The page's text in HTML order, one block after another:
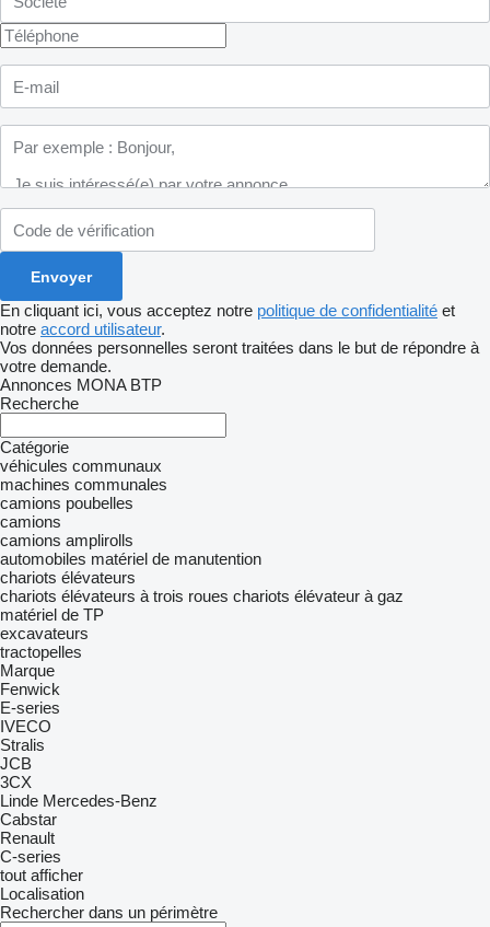
En cliquant ici, vous acceptez notre politique de confidentialité et
notre accord utilisateur.
Vos données personnelles seront traitées dans le but de répondre à
votre demande.
Annonces MONA BTP
Recherche
Catégorie
véhicules communaux
machines communales
camions poubelles
camions
camions amplirolls
automobiles matériel de manutention
chariots élévateurs
chariots élévateurs à trois roues chariots élévateur à gaz
matériel de TP
excavateurs
tractopelles
Marque
Fenwick
E-series
IVECO
Stralis
JCB
3CX
Linde Mercedes-Benz
Cabstar
Renault
C-series
tout afficher
Localisation
Rechercher dans un périmètre